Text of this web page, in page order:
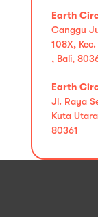
Earth
Canggu
108X,
, Bali,
Earth
Jl. Raya
Kuta
80361